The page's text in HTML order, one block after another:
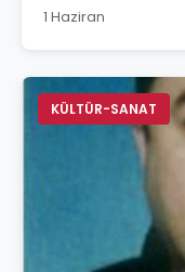
1 Haziran
KÜLTÜR-SANAT